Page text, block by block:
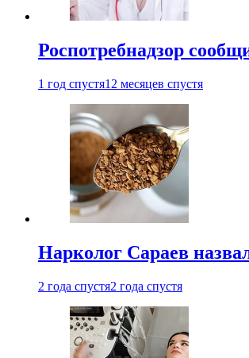
Роспотребнадзор
1 год спустя12 месяцев спустя
Нарколог Сараев
2 года спустя2 года спустя